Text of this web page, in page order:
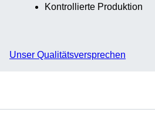
Kontrollierte Produktion
Unser Qualitätsversprechen